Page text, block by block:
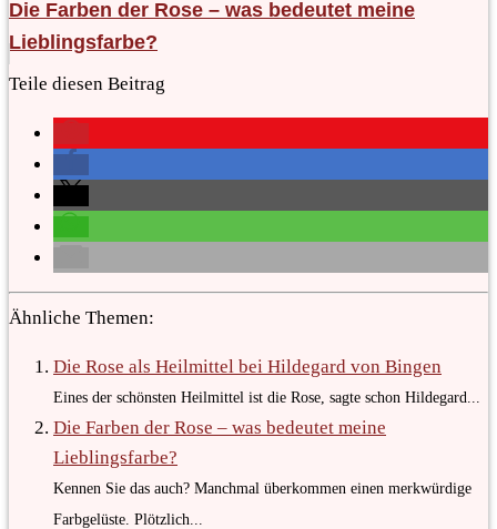
Die Farben der Rose – was bedeutet meine
Lieblingsfarbe?
Teile diesen Beitrag
Ähnliche Themen:
Die Rose als Heilmittel bei Hildegard von Bingen
Eines der schönsten Heilmittel ist die Rose, sagte schon Hildegard...
Die Farben der Rose – was bedeutet meine
Lieblingsfarbe?
Kennen Sie das auch? Manchmal überkommen einen merkwürdige
Farbgelüste. Plötzlich...